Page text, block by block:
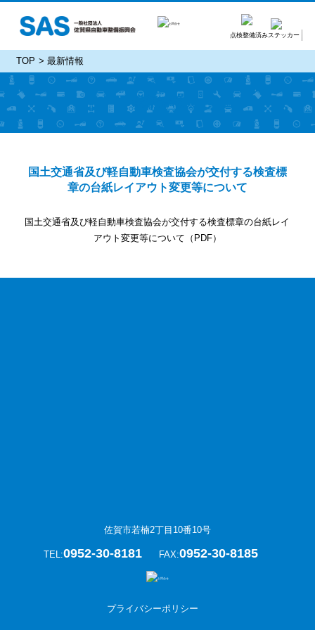
点検整備済みステッカー
TOP 最新情報
最新情報
国土交通省及び軽自動車検査協会が交付する検査標
章の台紙レイアウト変更等について
国土交通省及び軽自動車検査協会が交付する検査標章の台紙レイ
アウト変更等について（PDF）
佐賀市若楠2丁目10番10号
TEL:0952-30-8181 FAX:0952-30-8185
プライバシーポリシー